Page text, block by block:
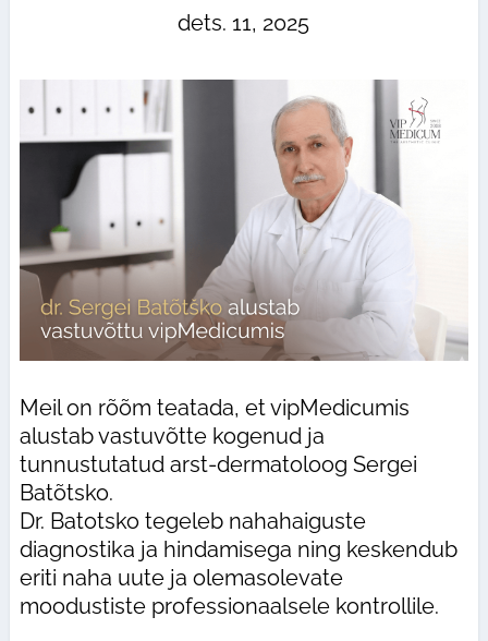
dets. 11, 2025
Meil on rõõm teatada, et vipMedicumis
alustab vastuvõtte kogenud ja
tunnustutatud arst-dermatoloog Sergei
Batõtsko.
Dr. Batotsko tegeleb nahahaiguste
diagnostika ja hindamisega ning keskendub
eriti naha uute ja olemasolevate
moodustiste professionaalsele kontrollile.